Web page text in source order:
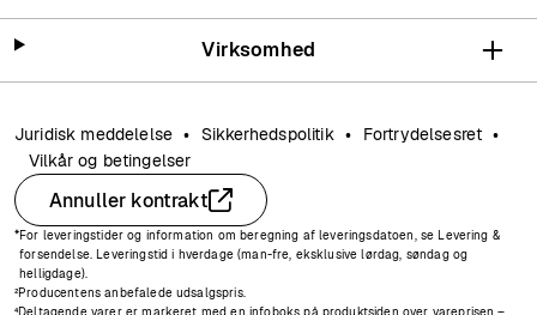
Virksomhed
Juridisk meddelelse Sikkerhedspolitik
Fortrydelsesret
Vilkår og betingelser
Annuller kontrakt
*For leveringstider og information om beregning af leveringsdatoen, se Levering &
forsendelse. Leveringstid i hverdage (man-fre, eksklusive lørdag, søndag og
helligdage).
²Producentens anbefalede udsalgspris.